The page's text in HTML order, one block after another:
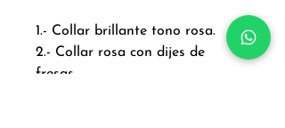
1.- Collar brillante tono rosa.
2.- Collar rosa con dijes de
fresas.